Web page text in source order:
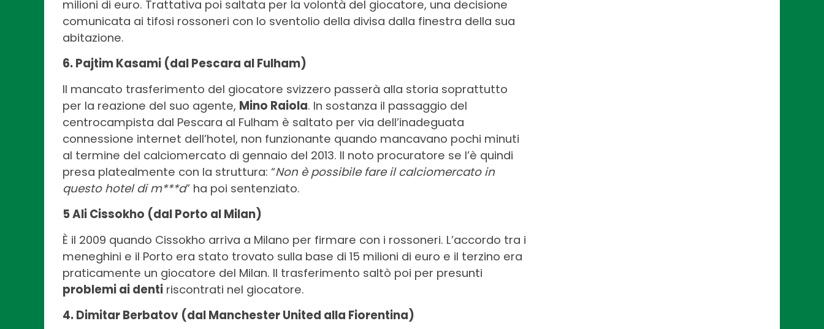
milioni di euro. Trattativa poi saltata per la volontà del giocatore, una decisione
comunicata ai tifosi rossoneri con lo sventolio della divisa dalla finestra della sua
abitazione.
6. Pajtim Kasami (dal Pescara al Fulham)
Il mancato trasferimento del giocatore svizzero passerà alla storia soprattutto
per la reazione del suo agente, Mino Raiola. In sostanza il passaggio del
centrocampista dal Pescara al Fulham è saltato per via dell’inadeguata
connessione internet dell’hotel, non funzionante quando mancavano pochi minuti
al termine del calciomercato di gennaio del 2013. Il noto procuratore se l’è quindi
presa platealmente con la struttura: “Non è possibile fare il calciomercato in
questo hotel di m***a” ha poi sentenziato.
5 Ali Cissokho (dal Porto al Milan)
È il 2009 quando Cissokho arriva a Milano per firmare con i rossoneri. L’accordo tra i
meneghini e il Porto era stato trovato sulla base di 15 milioni di euro e il terzino era
praticamente un giocatore del Milan. Il trasferimento saltò poi per presunti
problemi ai denti riscontrati nel giocatore.
4. Dimitar Berbatov (dal Manchester United alla Fiorentina)